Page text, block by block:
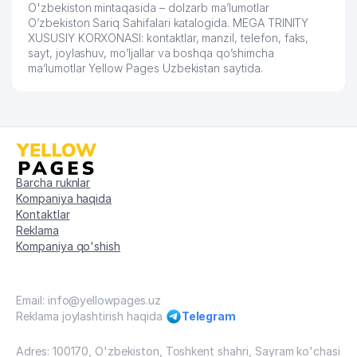
O'zbekiston mintaqasida – dolzarb ma’lumotlar
O’zbekiston Sariq Sahifalari katalogida. MEGA TRINITY
XUSUSIY KORXONASI: kontaktlar, manzil, telefon, faks,
sayt, joylashuv, mo’ljallar va boshqa qo’shimcha
ma’lumotlar Yellow Pages Uzbekistan saytida.
Barcha ruknlar
Kompaniya haqida
Kontaktlar
Reklama
Kompaniya qo'shish
Email: info@yellowpages.uz
Reklama joylashtirish haqida
Telegram
Adres: 100170, O'zbekiston, Toshkent shahri, Sayram ko'chasi